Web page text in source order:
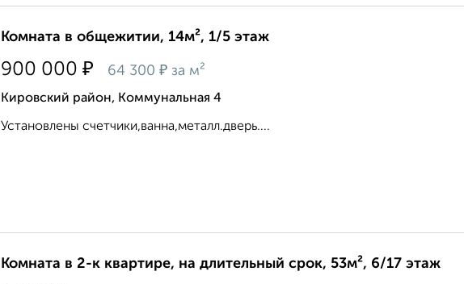
Комната в общежитии, 14м², 1/5 этаж
900 000 ₽ 64 300 ₽ за м²
Кировский район, Коммунальная 4
Установлены счетчики,ванна,металл.дверь....
Комната в 2-к квартире, на длительный срок, 53м², 6/17 этаж